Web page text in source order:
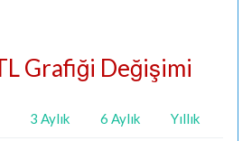
Grafiği Değişimi
3 Aylık 6 Aylık Yıllık